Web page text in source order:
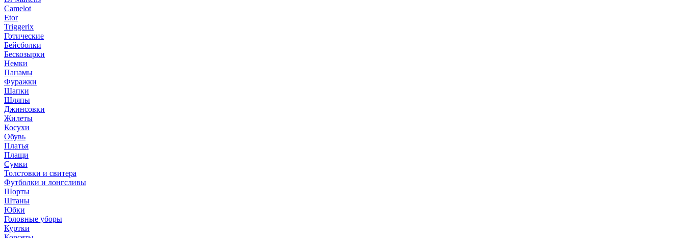
Camelot
Etor
Triggerix
Готические
Бейсболки
Бескозырки
Немки
Панамы
Фуражки
Шапки
Шляпы
Джинсовки
Жилеты
Косухи
Обувь
Платья
Плащи
Сумки
Толстовки и свитера
Футболки и лонгсливы
Шорты
Штаны
Юбки
Головные уборы
Куртки